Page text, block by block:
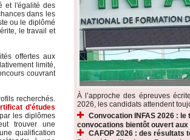
et l'égalité des
dans les
ou le diplômé
le travail et
offertes aux
limité,
couvrant
recherchés.
d'études
les diplômes
trouver une
qualification
À l’approche des épreuves
2026, les candidats attendent
Convocation INFAS 2026 :
convocations bientôt ouvert aux
CAFOP 2026 : des résultats